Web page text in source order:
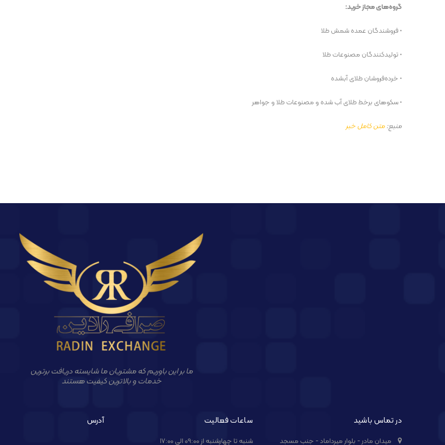
گروه‌های مجاز خرید:
• فروشندگان عمده شمش طلا
• تولیدکنندگان مصنوعات طلا
• خرده‌فروشان طلای آبشده
• سکو‌های برخط طلای آب شده و مصنوعات طلا و جواهر
منبع:متن کامل خبر
ما بر این باوریم که مشتریان ما شایسته دریافت برترین
خدمات و بالاترین کیفیت هستند
در تماس باشید
میدان مادر - بلوار میرداماد - جنب مسجد
ساعات فعالیت
شنبه تا چهارشنبه از 09:00 الی 17:00
آدرس